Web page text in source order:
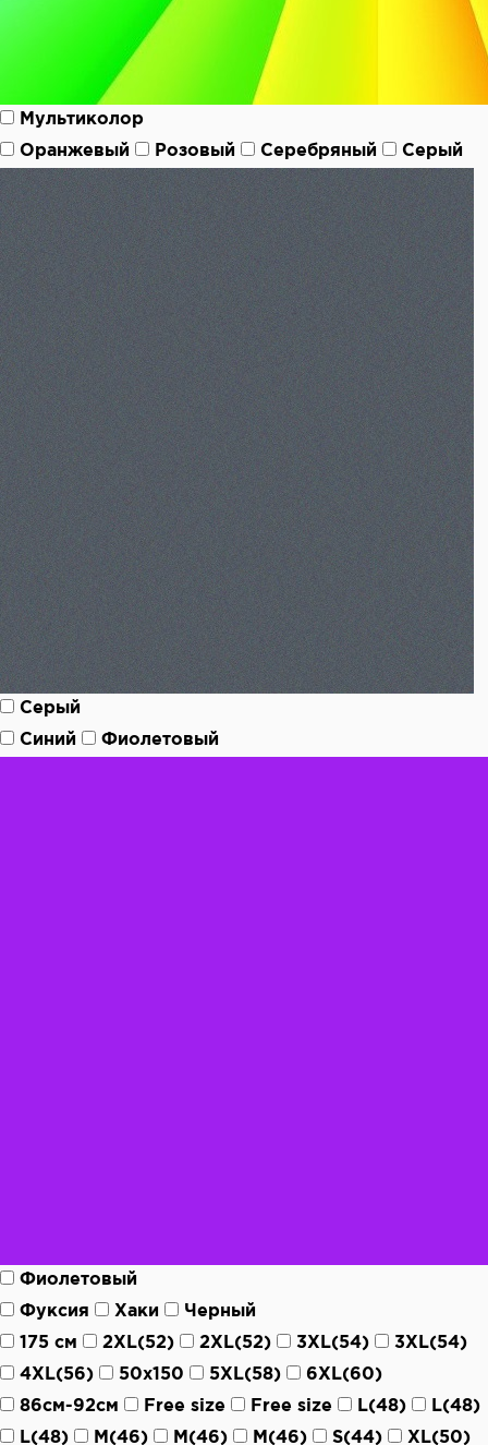
Мультиколор
Оранжевый
Розовый Серебряный Серый
Серый
Синий
Фиолетовый
Фиолетовый
Фуксия
Хаки
Черный
175 см
2XL(52) 2XL(52) 3XL(54)
3XL(54)
4XL(56)
50х150 5XL(58)
6XL(60)
86см-92см
Free size Free size L(48)
L(48)
L(48)
M(46) M(46) M(46) S(44) XL(50)